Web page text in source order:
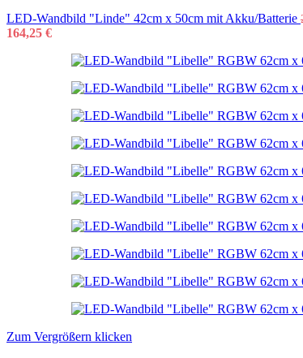
LED-Wandbild "Linde" 42cm x 50cm mit Akku/Batterie
164,25 €
Zum Vergrößern klicken